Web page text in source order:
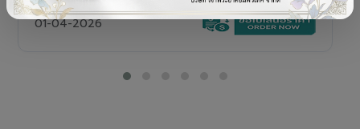
01-04-2026